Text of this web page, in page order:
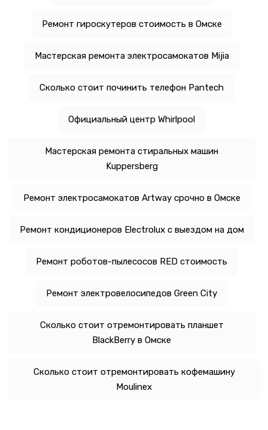
Ремонт гироскутеров стоимость в Омске
Мастерская ремонта электросамокатов Mijia
Сколько стоит починить телефон Pantech
Официальный центр Whirlpool
Мастерская ремонта стиральных машин
Kuppersberg
Ремонт электросамокатов Artway срочно в Омске
Ремонт кондиционеров Electrolux с выездом на дом
Ремонт роботов-пылесосов RED стоимость
Ремонт электровелосипедов Green City
Сколько стоит отремонтировать планшет
BlackBerry в Омске
Сколько стоит отремонтировать кофемашину
Moulinex